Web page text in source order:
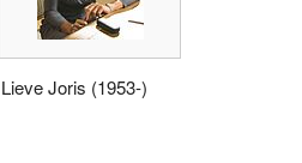
Lieve Joris (1953-)